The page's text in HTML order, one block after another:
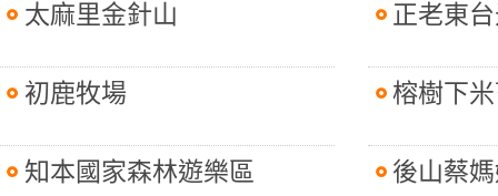
太麻里金針山
初鹿牧場
知本國家森林遊樂區
正老東
榕樹下
後山蔡